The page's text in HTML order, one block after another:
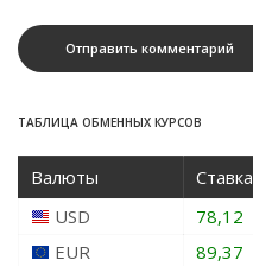
ТАБЛИЦА ОБМЕННЫХ КУРСОВ
Валюты Ставка
USD
78,12
EUR
89,37